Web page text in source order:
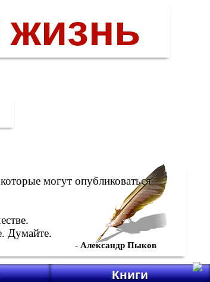
могут опубликоваться
Думайте.
- Александр Пыков
Книги